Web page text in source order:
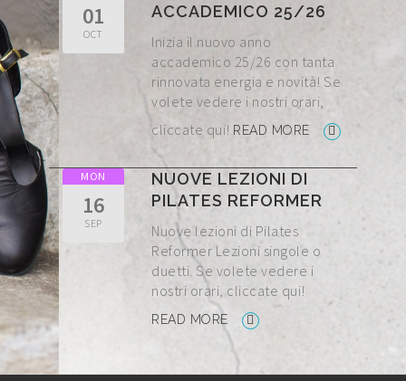
01
OCT
ACCADEMICO 25/26
Inizia il nuovo anno
accademico 25/26 con tanta
rinnovata energia e novità! Se
volete vedere i nostri orari,
cliccate qui! READ MORE
MON
16
SEP
NUOVE LEZIONI DI
PILATES REFORMER
Nuove lezioni di Pilates
Reformer Lezioni singole o
duetti. Se volete vedere i
nostri orari, cliccate qui!
READ MORE